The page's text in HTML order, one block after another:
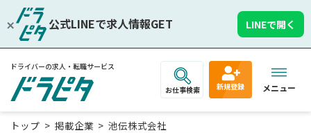
公式LINEで求人情報GET LINEで開く
ドライバーの求人・転職サービス
お仕事検索 新規登録 メニュー
トップ 掲載企業 池伝株式会社